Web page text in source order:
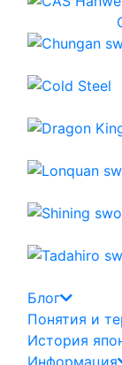
Блог
Понятия и
История
Информация